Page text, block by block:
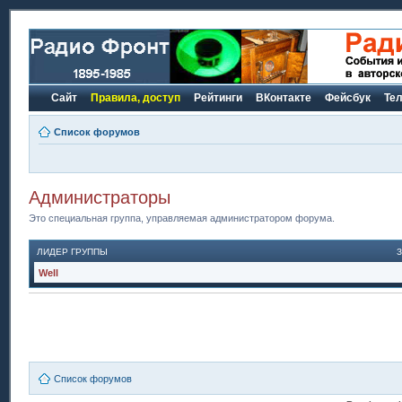
Сайт Правила, доступ Рейтинги ВКонтакте Фейсбук
Список форумов
Администраторы
Это специальная группа, управляемая администратором форума.
ЛИДЕР ГРУППЫ
Well
Список форумов